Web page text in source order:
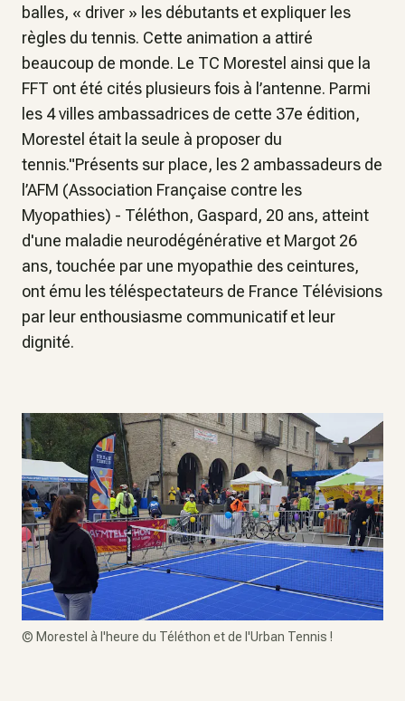
balles, « driver » les débutants et expliquer les
règles du tennis. Cette animation a attiré
beaucoup de monde. Le TC Morestel ainsi que la
FFT ont été cités plusieurs fois à l’antenne. Parmi
les 4 villes ambassadrices de cette 37e édition,
Morestel était la seule à proposer du
tennis."Présents sur place, les 2 ambassadeurs de
l’AFM (Association Française contre les
Myopathies) - Téléthon, Gaspard, 20 ans, atteint
d'une maladie neurodégénérative et Margot 26
ans, touchée par une myopathie des ceintures,
ont ému les téléspectateurs de France Télévisions
par leur enthousiasme communicatif et leur
dignité.
© Morestel à l'heure du Téléthon et de l'Urban Tennis !